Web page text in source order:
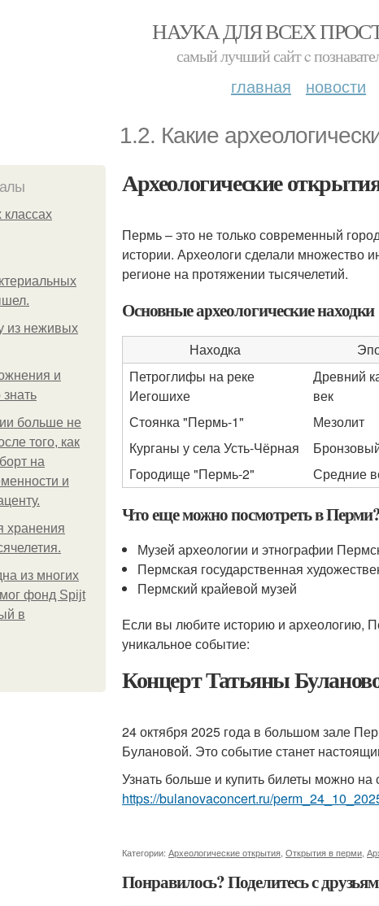
НАУКА ДЛЯ ВСЕХ
самый лучший сайт c
главная новости
1.2. Какие
классах
из неживых
и
больше не
того, как
на
и
хранения
из многих
фонд Spijt
в
Археологические
Пермь – это не только современный
истории. Археологи сделали множество
регионе на протяжении тысячелетий.
Основные археологические находки
Находка
Петроглифы на реке
Иегошихе
Древний
век
Стоянка "Пермь-1"
Мезолит
Курганы у села Усть-Чёрная
Городище "Пермь-2"
Средние
Что еще можно посмотреть в
Музей археологии и этнографии
Пермская государственная
Пермский крайевой музей
Если вы любите историю и археологию,
уникальное событие:
Концерт Татьяны
24 октября 2025 года в большом зале
Булановой. Это событие станет
Узнать больше и купить билеты можно на
https://bulanovaconcert.ru/
Категории: Археологические открытия Открытия в перми
Понравилось? Поделитесь с